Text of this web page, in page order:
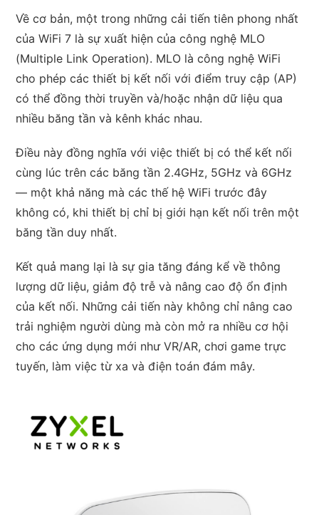
Về cơ bản, một trong những cải tiến tiên phong nhất
của WiFi 7 là sự xuất hiện của công nghệ MLO
(Multiple Link Operation). MLO là công nghệ WiFi
cho phép các thiết bị kết nối với điểm truy cập (AP)
có thể đồng thời truyền và/hoặc nhận dữ liệu qua
nhiều băng tần và kênh khác nhau.
Điều này đồng nghĩa với việc thiết bị có thể kết nối
cùng lúc trên các băng tần 2.4GHz, 5GHz và 6GHz
— một khả năng mà các thế hệ WiFi trước đây
không có, khi thiết bị chỉ bị giới hạn kết nối trên một
băng tần duy nhất.
Kết quả mang lại là sự gia tăng đáng kể về thông
lượng dữ liệu, giảm độ trễ và nâng cao độ ổn định
của kết nối. Những cải tiến này không chỉ nâng cao
trải nghiệm người dùng mà còn mở ra nhiều cơ hội
cho các ứng dụng mới như VR/AR, chơi game trực
tuyến, làm việc từ xa và điện toán đám mây.